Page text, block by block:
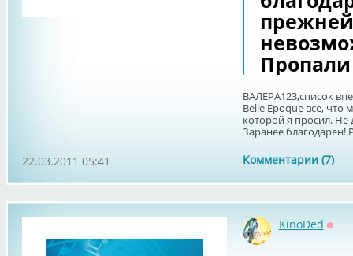
ВАЛЕРА123,список
Belle Epoque все,
которой я просил. Не
Заранее благодарен!
Комментарии (7)
22.03.2011 05:41
KinoDed